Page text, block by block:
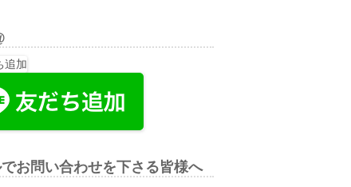
でお問い合わせを下さる皆様へ